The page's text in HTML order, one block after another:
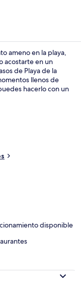
ameno en la playa,
acostarte en un
de Playa de la
llenos de
hacerlo con un
frío. Este hotel de
a la alberca y su
las amenidades y
con la playa.
disponible